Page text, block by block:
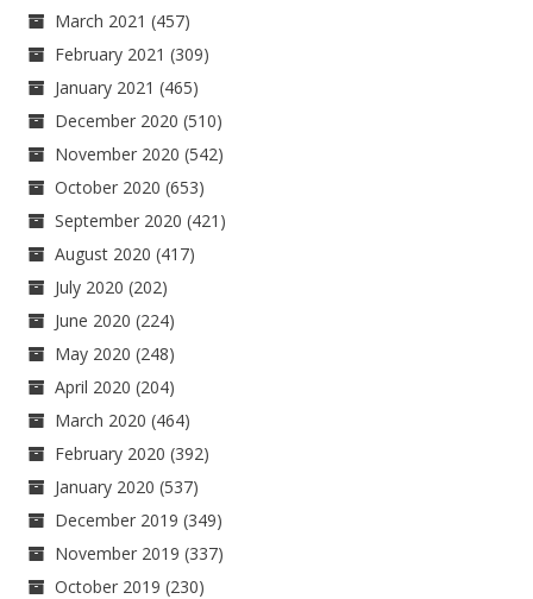
March 2021 (457)
February 2021 (309)
January 2021 (465)
December 2020 (510)
November 2020 (542)
October 2020 (653)
September 2020 (421)
August 2020 (417)
July 2020 (202)
June 2020 (224)
May 2020 (248)
April 2020 (204)
March 2020 (464)
February 2020 (392)
January 2020 (537)
December 2019 (349)
November 2019 (337)
October 2019 (230)